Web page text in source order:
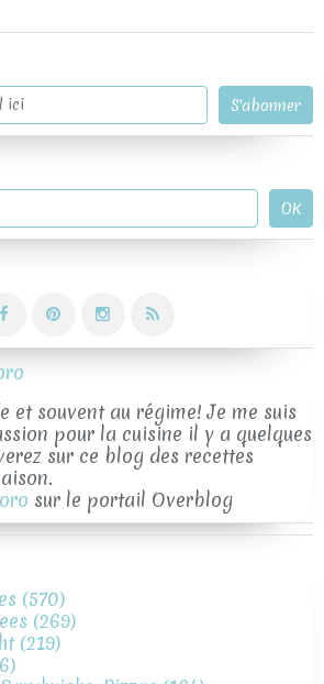
et souvent au régime! Je me suis
pour la cuisine il y a quelques
sur ce blog des recettes
sur le portail Overblog
(570)
(269)
(219)